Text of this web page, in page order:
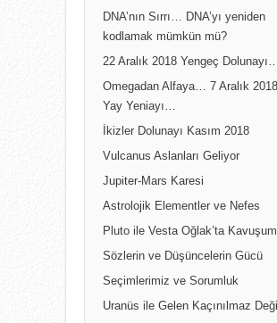
DNA’nın Sırrı… DNA’yı yeniden
kodlamak mümkün mü?
22 Aralık 2018 Yengeç
Omegadan Alfaya… 7 Aralık 2018
Yay Yeniayı…
İkizler Dolunayı Kasım 2018
Vulcanus Aslanları Geliyor
Jupiter-Mars Karesi
Astrolojik Elementler ve Nefes
Pluto ile Vesta Oğlak’ta
Sözlerin ve Düşüncelerin Gücü
Seçimlerimiz ve Sorumluk
Uranüs ile Gelen Kaçınılmaz